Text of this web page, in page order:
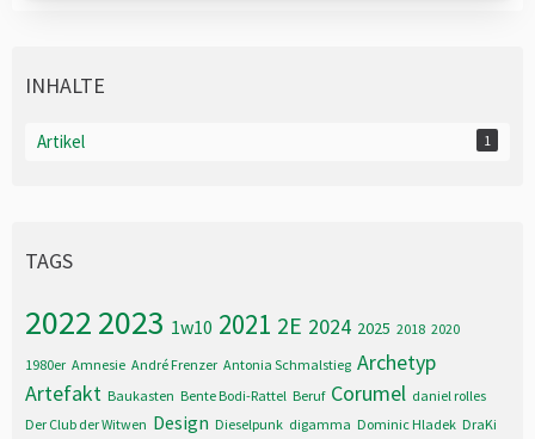
INHALTE
Artikel 1
TAGS
20222023 1w10 2021 2E 2024 2025 2018 2020
1980er Amnesie André Frenzer Antonia Schmalstieg Archetyp
Artefakt Baukasten Bente Bodi-Rattel Beruf Corumel daniel rolles
Der Club der Witwen Design Dieselpunk digamma Dominic Hladek DraKi